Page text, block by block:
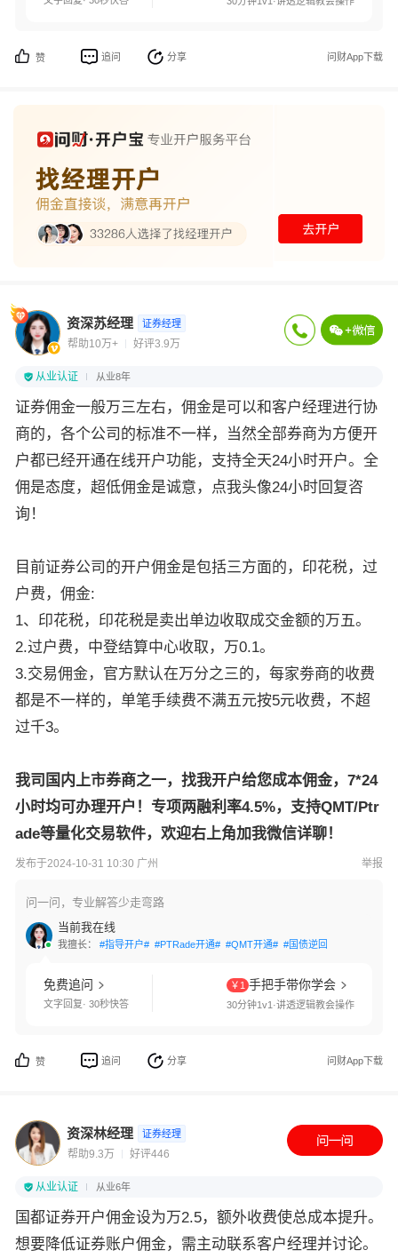
赞 追问 分享 问财App下载
资深苏经理 证券经理
帮助10万+ 好评3.9万
从业认证 从业8年
证券佣金一般万三左右，佣金是可以和客户经理进行协
商的，各个公司的标准不一样，当然全部券商为方便开
户都已经开通在线开户功能，支持全天24小时开户。全
佣是态度，超低佣金是诚意，点我头像24小时回复咨
询！
目前证券公司的开户佣金是包括三方面的，印花税，过
户费，佣金:
1、印花税，印花税是卖出单边收取成交金额的万五。
2.过户费，中登结算中心收取，万0.1。
3.交易佣金，官方默认在万分之三的，每家劵商的收费
都是不一样的，单笔手续费不满五元按5元收费，不超
过千3。
我司国内上市券商之一，找我开户给您成本佣金，7*24
小时均可办理开户！专项两融利率4.5%，支持QMT/Ptr
ade等量化交易软件，欢迎右上角加我微信详聊！
发布于2024-10-31 10:30 广州 举报
问一问，专业解答少走弯路
当前我在线
我擅长： #指导开户# #PTRade开通# #QMT开通# #国债逆回购#
免费追问
文字回复· 30秒快答
￥1 手把手带你学会
30分钟1v1·讲透逻辑教会操作
赞 追问 分享 问财App下载
资深林经理 证券经理
帮助9.3万 好评446
从业认证 从业6年
国都证券开户佣金设为万2.5，额外收费使总成本提升。
想要降低证券账户佣金，需主动联系客户经理并讨论。